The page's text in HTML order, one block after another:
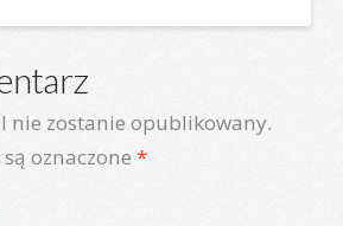
nie zostanie opublikowany.
oznaczone *